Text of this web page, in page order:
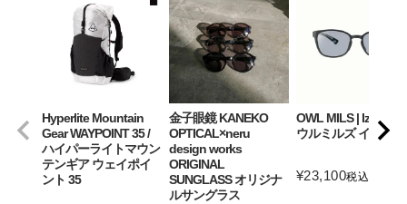
Hyperlite Mountain
Gear WAYPOINT 35 /
ハイパーライトマウン
テンギア ウェイポイ
ント 35
金子眼鏡 KANEKO
OPTICAL×neru
design works
ORIGINAL
SUNGLASS オリジナ
ルサングラス
OWL MILS | Izanagi
ウルミルズ イザナギ
¥23,100税込